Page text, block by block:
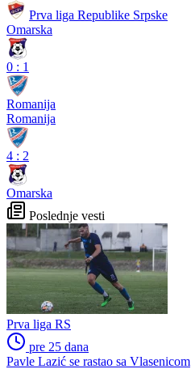
Prva liga Republike Srpske
Omarska
0 : 1
Romanija
Romanija
4 : 2
Omarska
Poslednje vesti
Prva liga RS
pre 25 dana
Pavle Lazić se rastao sa Vlasenicom